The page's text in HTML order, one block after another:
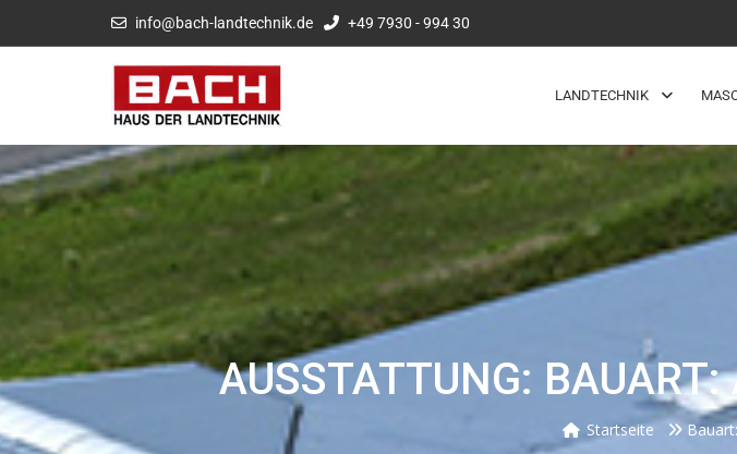
info@bach-landtechnik.de +49 7930 - 994 30
LANDTECHNIK
AUSSTATTUNG:
Startseite